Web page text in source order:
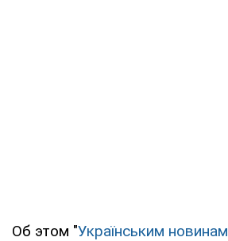
Об этом "Українським новинам